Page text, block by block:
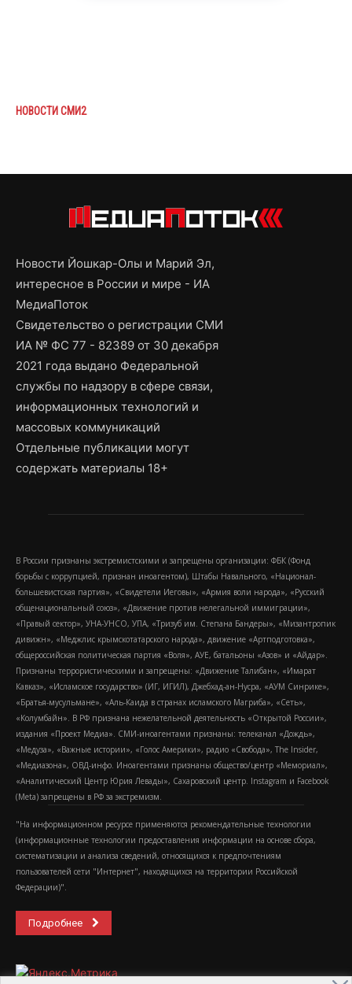
НОВОСТИ СМИ2
Новости Йошкар-Олы и Марий Эл,
интересное в России и мире - ИА
МедиаПоток
Свидетельство о регистрации СМИ
ИА № ФС 77 - 82389 от 30 декабря
2021 года выдано Федеральной
службы по надзору в сфере связи,
информационных технологий и
массовых коммуникаций
Отдельные публикации могут
содержать материалы 18+
В России признаны экстремистскими и запрещены организации: ФБК (Фонд
борьбы с коррупцией, признан иноагентом), Штабы Навального, «Национал-
большевистская партия», «Свидетели Иеговы», «Армия воли народа», «Русский
общенациональный союз», «Движение против нелегальной иммиграции»,
«Правый сектор», УНА-УНСО, УПА, «Тризуб им. Степана Бандеры», «Мизантропик
дивижн», «Меджлис крымскотатарского народа», движение «Артподготовка»,
общероссийская политическая партия «Воля», АУЕ, батальоны «Азов» и «Айдар».
Признаны террористическими и запрещены: «Движение Талибан», «Имарат
Кавказ», «Исламское государство» (ИГ, ИГИЛ), Джебхад-ан-Нусра, «АУМ Синрике»,
«Братья-мусульмане», «Аль-Каида в странах исламского Магриба», «Сеть»,
«Колумбайн». В РФ признана нежелательной деятельность «Открытой России»,
издания «Проект Медиа». СМИ-иноагентами признаны: телеканал «Дождь»,
«Медуза», «Важные истории», «Голос Америки», радио «Свобода», The Insider,
«Медиазона», ОВД-инфо. Иноагентами признаны общество/центр «Мемориал»,
«Аналитический Центр Юрия Левады», Сахаровский центр. Instagram и Facebook
(Metа) запрещены в РФ за экстремизм.
"На информационном ресурсе применяются рекомендательные технологии
(информационные технологии предоставления информации на основе сбора,
систематизации и анализа сведений, относящихся к предпочтениям
пользователей сети "Интернет", находящихся на территории Российской
Федерации)".
Подробнее